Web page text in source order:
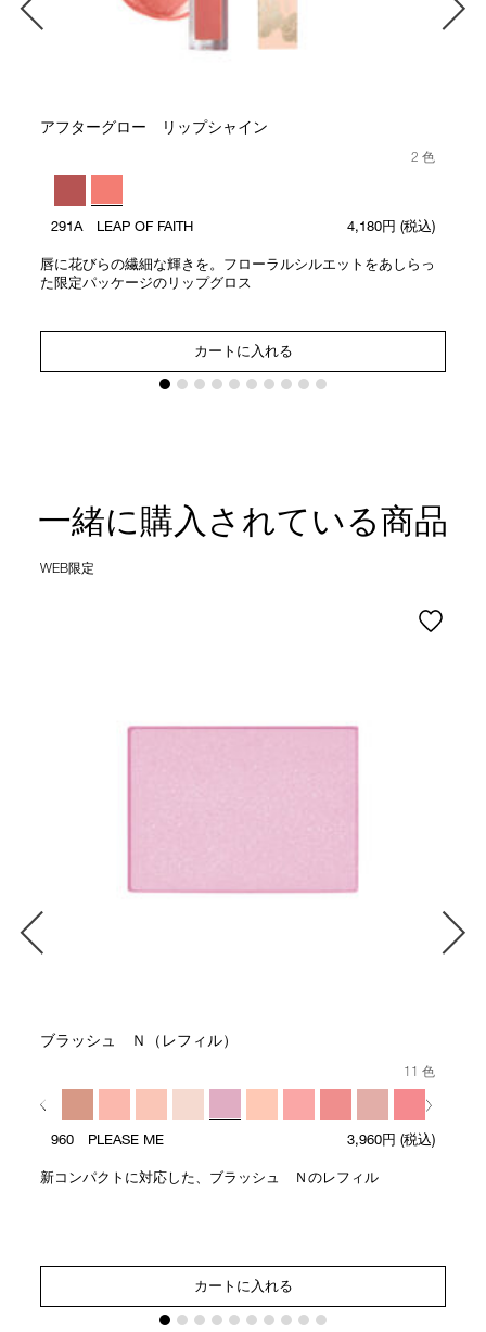
アフターグロー リップシャイン
2 色
291A LEAP OF FAITH 4,180円 (税込)
唇に花びらの繊細な輝きを。フローラルシルエットをあしらっ
た限定パッケージのリップグロス
カートに入れる
一緒に購入されている商品
WEB限定
ブラッシュ Ｎ（レフィル）
11 色
960 PLEASE ME 3,960円 (税込)
新コンパクトに対応した、ブラッシュ Ｎのレフィル
カートに入れる